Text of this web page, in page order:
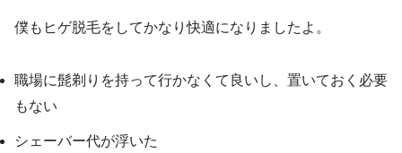
僕もヒゲ脱毛をしてかなり快適になりましたよ。
職場に髭剃りを持って行かなくて良いし、置いておく必要
もない
シェーバー代が浮いた